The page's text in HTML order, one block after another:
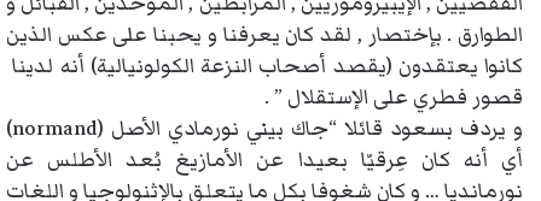
الطوارق . بإختصار , لقد كان يعرفنا و يحبنا على عكس الذين
كانوا يعتقدون (يقصد أصحاب النزعة الكولونيالية) أنه لدينا
قصور فطري على الإستقلال ” .
و يردف بسعود قائلا “جاك بيني نورمادي الأصل (normand)
أي أنه كان عِرقيّا بعيدا عن الأمازيغ بُعد الأطلس عن
نورمانديا … و كان شغوفا بكل ما يتعلق بالإثنولوجيا و اللغات